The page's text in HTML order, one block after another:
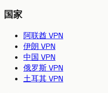
国家
阿联酋 VPN
伊朗 VPN
中国 VPN
俄罗斯 VPN
土耳其 VPN